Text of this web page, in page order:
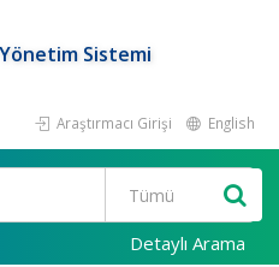
Sistemi
Araştırmacı Girişi English
Detaylı Arama